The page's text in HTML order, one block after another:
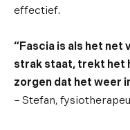
effectief.
“Fascia is als het net
strak staat, trekt het
zorgen dat het weer
– Stefan,